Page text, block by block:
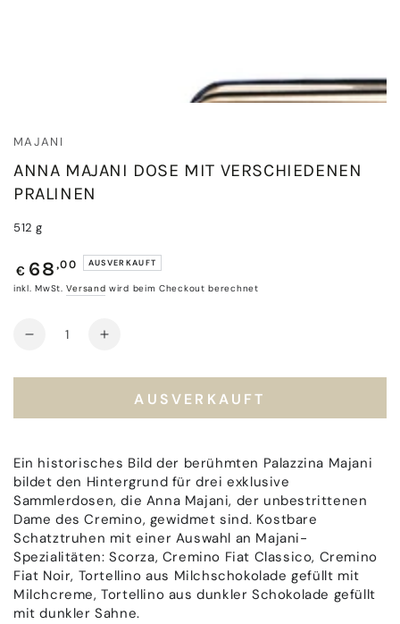
MAJANI
ANNA MAJANI DOSE MIT VERSCHIEDENEN
PRALINEN
512 g
Regulärer
Preis
€ 68 ,00 AUSVERKAUFT
inkl. MwSt.Versand wird beim Checkout berechnet
Anzahl
Verringere
Majani
verschiedenen
Pralinen
Erhöhe
Anna
Majani
verschiedenen
Pralinen
AUSVERKAUFT
Ein historisches Bild der berühmten Palazzina Majani
bildet den Hintergrund für drei exklusive
Sammlerdosen, die Anna Majani, der unbestrittenen
Dame des Cremino, gewidmet sind. Kostbare
Schatztruhen mit einer Auswahl an Majani-
Spezialitäten: Scorza, Cremino Fiat Classico, Cremino
Fiat Noir, Tortellino aus Milchschokolade gefüllt mit
Milchcreme, Tortellino aus dunkler Schokolade gefüllt
mit dunkler Sahne.